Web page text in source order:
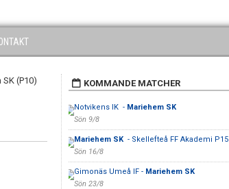
KOMMANDE MATCHER
Notvikens IK - Mariehem SK
Sön 9/8
Mariehem SK - Skellefteå FF Akademi P15
Sön 16/8
Gimonäs Umeå IF - Mariehem SK
Sön 23/8